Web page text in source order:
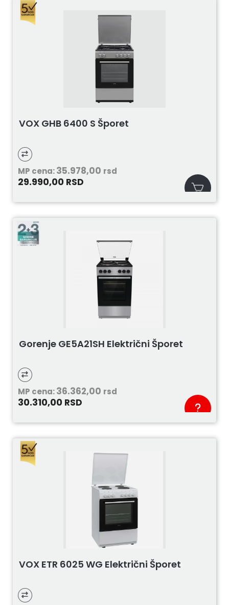
VOX GHB 6400 S Šporet
MP cena:35.978,00 rsd
29.990,00 RSD
Gorenje GE5A21SH Električni Šporet
MP cena:36.362,00 rsd
30.310,00 RSD
VOX ETR 6025 WG Električni Šporet